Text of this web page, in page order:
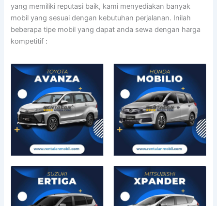
yang memiliki reputasi baik, kami menyediakan banyak
mobil yang sesuai dengan kebutuhan perjalanan. Inilah
beberapa tipe mobil yang dapat anda sewa dengan harga
kompetitif :